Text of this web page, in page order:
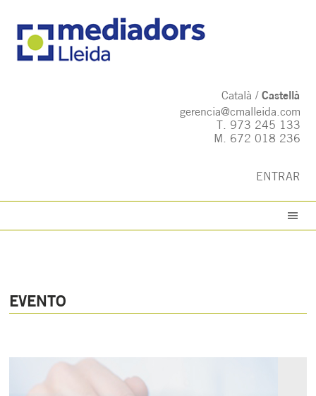
Català
Castellà
gerencia@cmalleida.com
T. 973 245 133
M. 672 018 236
ENTRAR
EVENTO